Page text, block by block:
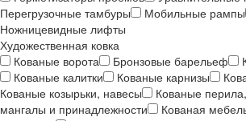
Перегрузочные тамбуры
Мобильные рампы
Ножницевидные лифты
Художественная ковка
Кованые ворота
Бронзовые барельеф
Кованые калитки
Кованые карнизы
Кованые козырьки, навесы
Кованые
мангалы и принадлежности
Кованая